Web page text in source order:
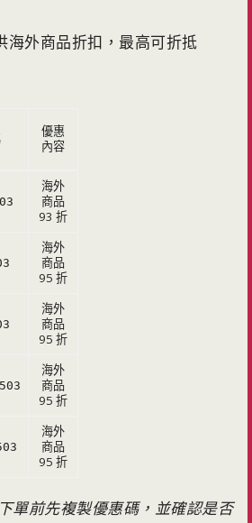
海外商品折扣，最高可折抵
優惠
內容
海外
商品
93 折
海外
商品
95 折
海外
商品
95 折
海外
商品
95 折
海外
商品
95 折
單前先複製優惠碼，並確認是否